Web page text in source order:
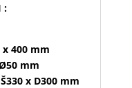
:
400 mm
mm
x D300 mm